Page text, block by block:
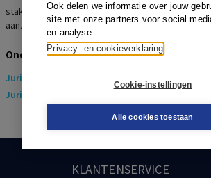
Ook delen we informatie over jouw
site met onze partners voor social
en analyse.
Privacy- en cookieverklaring
Cookie-instellingen
Alle cookies toestaan
staking, collectieve actie, spelregeltoets,
aanzegging
Onderwerpen
Juridisch
Juridisch
KLANTENSERVICE